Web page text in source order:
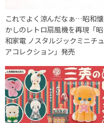
これでよく涼んだなぁ…昭和懐
かしのレトロ扇風機を再現「昭
和家電 ノスタルジックミニチュ
アコレクション」発売